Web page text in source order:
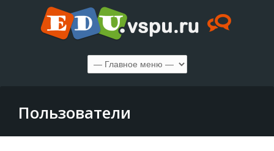
Пользователи